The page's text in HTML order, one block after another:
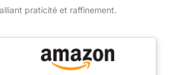
praticité et raffinement.